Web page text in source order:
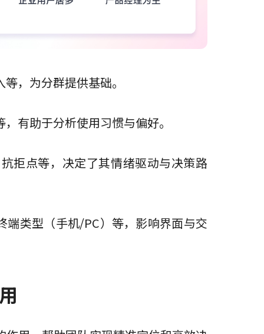
，为分群提供基础。
有助于分析使用习惯与偏好。
拒点等，决定了其情绪驱动与决策路
类型（手机/PC）等，影响界面与交